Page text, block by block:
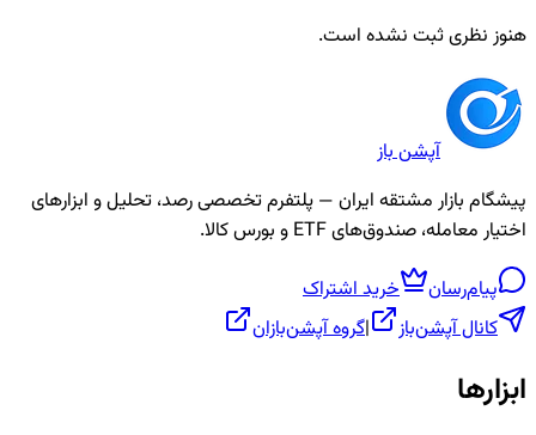
هنوز نظری ثبت نشده است.
آپشن باز
پیشگام بازار مشتقه ایران — پلتفرم تخصصی رصد، تحلیل و ابزارهای
اختیار معامله، صندوق‌های ETF و بورس کالا.
پیام‌رسان
خرید اشتراک
کانال آپشن‌باز
|گروه آپشن‌بازان
ابزارها